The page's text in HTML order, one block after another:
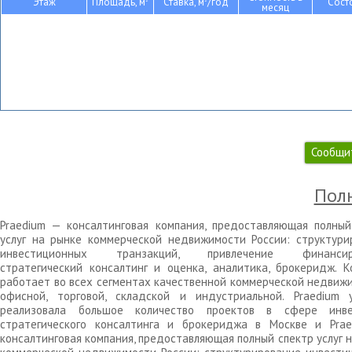
месяц
Praedium — консалтинговая компания, предоставляющая
услуг на рынке коммерческой недвижимости России:
инвестиционных транзакций, привлечение
стратегический консалтинг и оценка, аналитика, брокеридж.
работает во всех сегментах качественной коммерческой
офисной, торговой, складской и индустриальной. Praedium
реализовала большое количество проектов в сфере
стратегического консалтинга и брокериджа в Москве и
консалтинговая компания, предоставляющая полный спектр услуг